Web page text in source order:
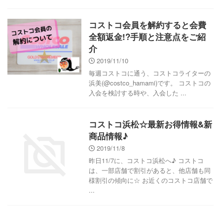
コストコ会員を解約すると会費
全額返金!?手順と注意点をご紹
介
2019/11/10
毎週コストコに通う、コストコライターの
浜美(@costco_hamami)です。 コストコの
入会を検討する時や、入会した ...
コストコ浜松☆最新お得情報&新
商品情報♪
2019/11/8
昨日11/7に、コストコ浜松へ♪ コストコ
は、一部店舗で割引があると、他店舗も同
様割引の傾向に☆ お近くのコストコ店舗で
...